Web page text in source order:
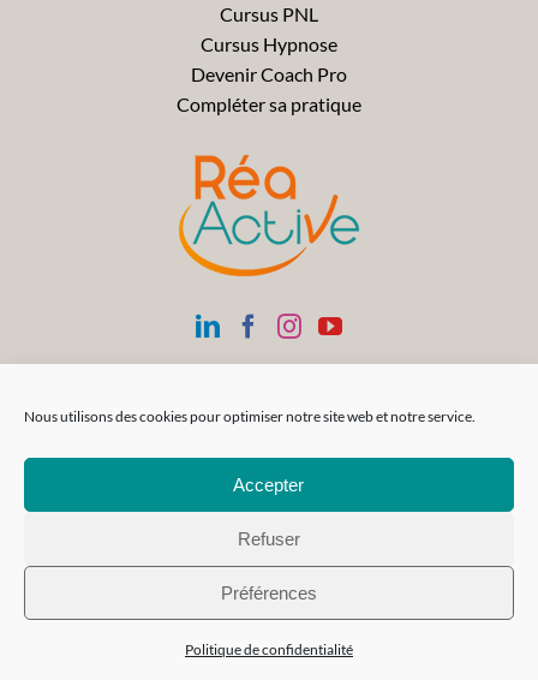
Nous utilisons des cookies pour optimiser notre site web et notre service.
Accepter
Refuser
Préférences
Politique de confidentialité
Cursus PNL
Cursus Hypnose
Devenir Coach Pro
Compléter sa pratique
Siège SocialSAS Réa-FormAction